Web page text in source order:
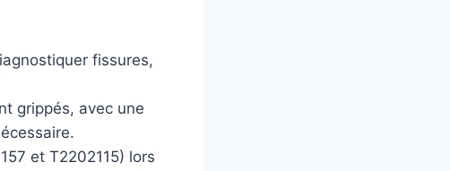
fissures,
grippés, avec une
et T2202115) lors